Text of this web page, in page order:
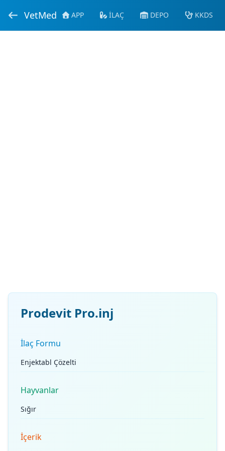
VetMed APP İLAÇ DEPO KKDS
Prodevit Pro.inj
İlaç Formu
Enjektabl Çözelti
Hayvanlar
Sığır
İçerik